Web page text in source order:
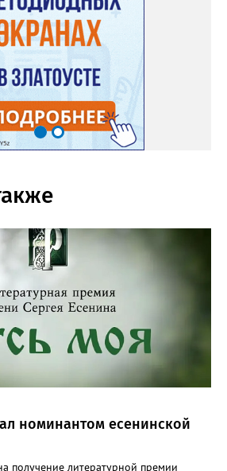
номинантом есенинской
получение литературной премии